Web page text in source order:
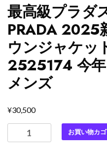
最高級プラダ
PRADA 2025
ウンジャケッ
2525174 今
メンズ
¥30,500
高
お買い物カ